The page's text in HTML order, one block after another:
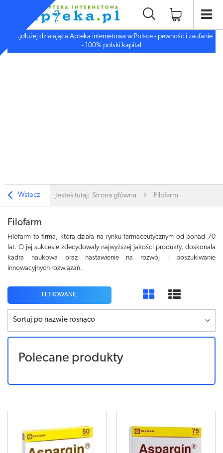
Najdłużej działająca Apteka internetowa w Polsce - pewność i zaufanie
- 100% polski kapitał
Wstecz Jesteś tutaj: Strona główna Filofarm
Filofarm
Filofarm to firma, która działa na rynku farmaceutycznym od ponad 70
lat. O jej sukcesie zdecydowały najwyższej jakości produkty, doskonała
kadra naukowa oraz nastawienie na rozwój i poszukiwanie
innowacyjnych rozwiązań.
FILTROWANIE
Sortuj po nazwie rosnąco
Polecane produkty